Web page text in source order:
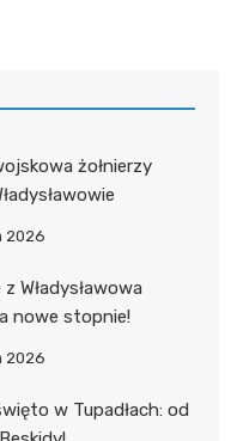
żołnierzy
2026
Władysławowa
nowe stopnie!
2026
w Tupadłach: od